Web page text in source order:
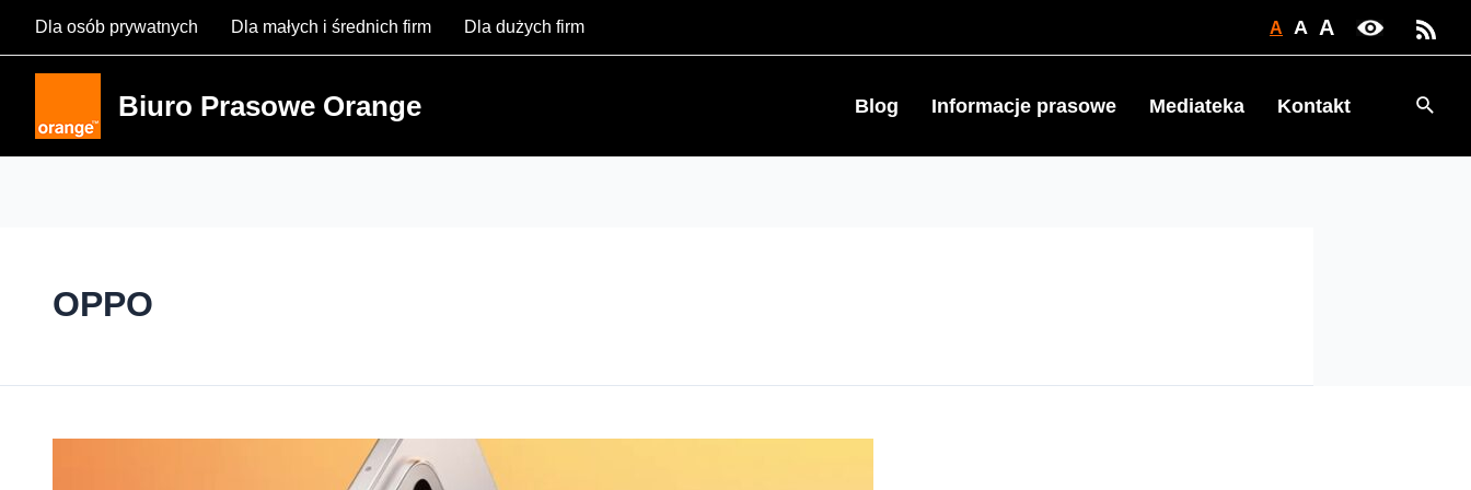
Dla osób prywatnych Dla małych i średnich firm Dla dużych firm A A A
Biuro Prasowe Orange Blog Informacje prasowe Mediateka Kontakt
OPPO